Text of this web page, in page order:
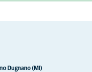
Dugnano (MI)